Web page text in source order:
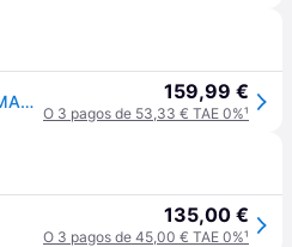
JOYSTIC FR-TEC RAPTOR MACH 1 | HOTAS COMBO | PC 159,99 €
O 3 pagos de 53,33 € TAE 0%¹
135,00 €
O 3 pagos de 45,00 € TAE 0%¹